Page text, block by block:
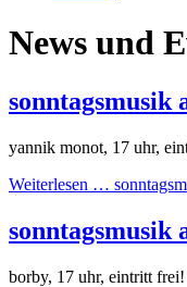
News und
sonntagsmusik
yannik monot, 17 uhr,
Weiterlesen …
sonntagsmusik
borby, 17 uhr, eintritt frei!